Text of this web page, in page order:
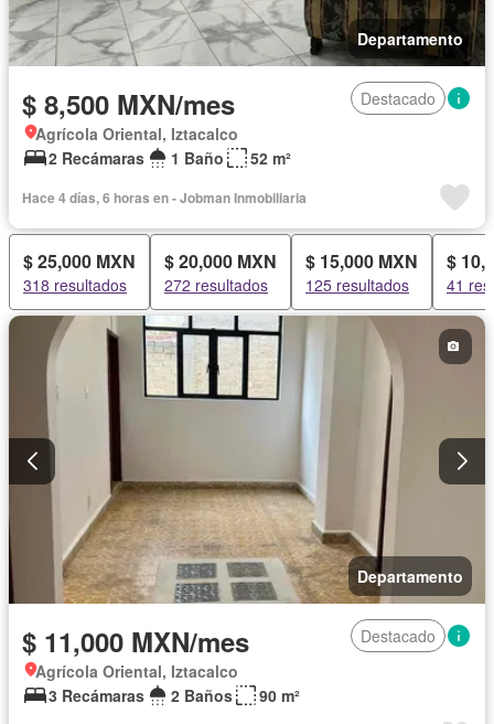
Departamento
$ 8,500 MXN/mes
Destacado
Agrícola Oriental, Iztacalco
2 Recámaras
1 Baño 52 m²
Hace 4 días, 6 horas en - Jobman Inmobiliaria
$ 25,000 MXN
318 resultados
$ 20,000 MXN
272 resultados
$ 15,000 MXN
125 resultados
$
41
Departamento
$ 11,000 MXN/mes
Destacado
Agrícola Oriental, Iztacalco
3 Recámaras
2 Baños 90 m²